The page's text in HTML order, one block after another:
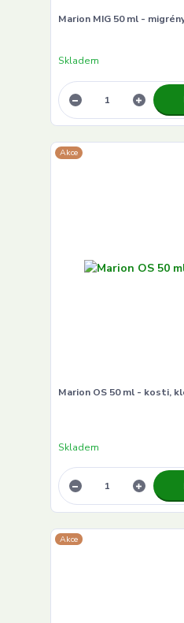
Marion MIG 50 ml -
Skladem
Akce
Marion OS 50 ml - kosti,
Skladem
Akce